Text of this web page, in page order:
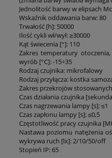
Jednolitość barwy w elipsach
Wskaźnik oddawania barw: 80
Trwałość [h]: 50000
Ilość cykli wł/wył: ≥30000
Kąt świecenia [°]: 110
Zakres temperatury
wyrób [°C]: -15÷35
Rodzaj czujnika: mikrofalowy
Rodzaj przyłącza: kostka
Zakres przekrojów
Czas działania czujnika
Czas nagrzewania lampy [s]: ≤1
Czas zapłonu lampy [s]: ≤0,5
Częstotliwość pracy czujnika
Nastawa poziomu natężenia
wykrywa ruch [lx]: 2/10/50/off
Stopień IP: 65